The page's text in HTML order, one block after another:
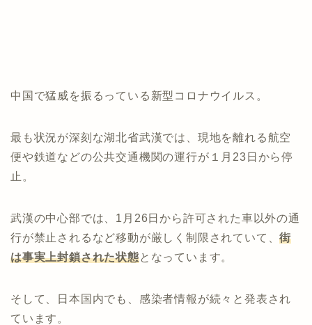
中国で猛威を振るっている新型コロナウイルス。
最も状況が深刻な湖北省武漢では、現地を離れる航空
便や鉄道などの公共交通機関の運行が１月23日から停
止。
武漢の中心部では、1月26日から許可された車以外の通
行が禁止されるなど移動が厳しく制限されていて、街
は事実上封鎖された状態となっています。
そして、日本国内でも、感染者情報が続々と発表され
ています。